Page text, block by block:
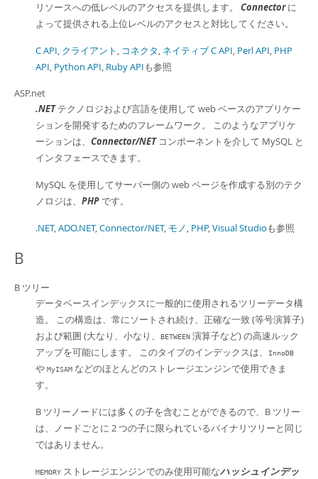
リソースへの低レベルのアクセスを提供します。 Connectorに
よって提供される上位レベルのアクセスと対比してください。
C API, クライアント , コネクタ, ネイティブ C API, Perl API, PHP
API, Python API, Ruby APIも参照
ASP.net
.NETテクノロジおよび言語を使用して web ベースのアプリケー
ションを開発するためのフレームワーク。 このようなアプリケ
ーションは、 Connector/NETコンポーネントを介して MySQL と
インタフェースできます。
MySQL を使用してサーバー側の web ページを作成する別のテク
ノロジは、 PHPです。
.NET,ADO.NET,Connector/NET, モノ, PHP,Visual Studioも参照
B
B ツリー
データベースインデックスに一般的に使用されるツリーデータ構
造。 この構造は、常にソートされ続け、正確な一致 (等号演算子)
および範囲 (大なり、小なり、
BETWEEN 演算子など) の高速ルック
アップを可能にします。 このタイプのインデックスは、
InnoDB
や MyISAM などのほとんどのストレージエンジンで使用できま
す。
B ツリーノードには多くの子を含むことができるので、B ツリー
は、ノードごとに 2 つの子に限られているバイナリツリーと同じ
ではありません。
MEMORY ストレージエンジンでのみ使用可能なハッシュインデッ